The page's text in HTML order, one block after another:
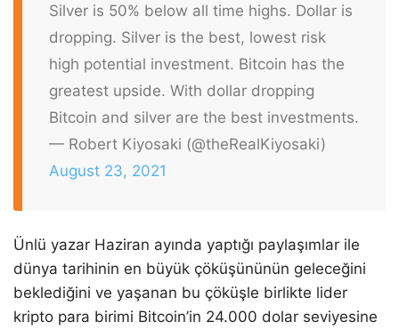
Silver is 50% below all time highs. Dollar is
dropping. Silver is the best, lowest risk
high potential investment. Bitcoin has the
greatest upside. With dollar dropping
Bitcoin and silver are the best investments.
— Robert Kiyosaki (@theRealKiyosaki)
August 23, 2021
Ünlü yazar Haziran ayında yaptığı paylaşımlar ile
dünya tarihinin en büyük çöküşününün geleceğini
beklediğini ve yaşanan bu çöküşle birlikte lider
kripto para birimi Bitcoin’in 24.000 dolar seviyesine